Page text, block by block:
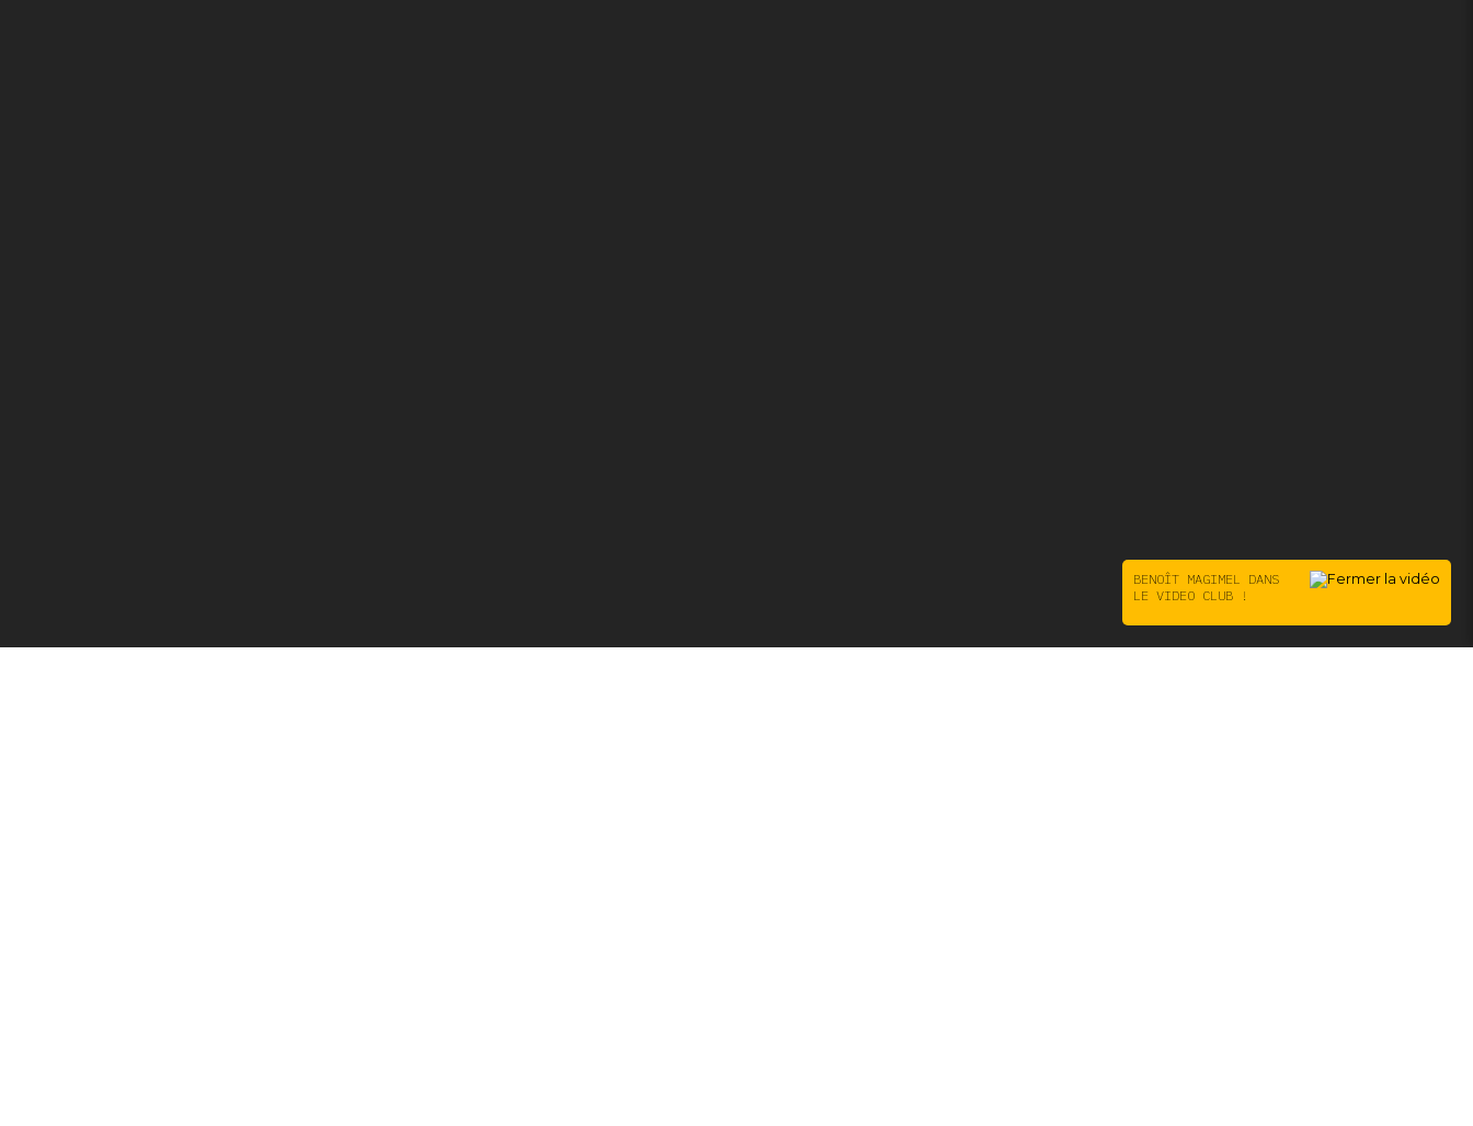
BENOÎT MAGIMEL DANS
LE VIDEO CLUB !